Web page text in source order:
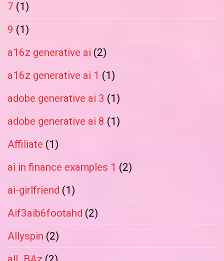
7 (1)
9 (1)
a16z generative ai (2)
a16z generative ai 1 (1)
adobe generative ai 3 (1)
adobe generative ai 8 (1)
Affiliate (1)
ai in finance examples 1 (2)
ai-girlfriend (1)
Aif3aib6footahd (2)
Allyspin (2)